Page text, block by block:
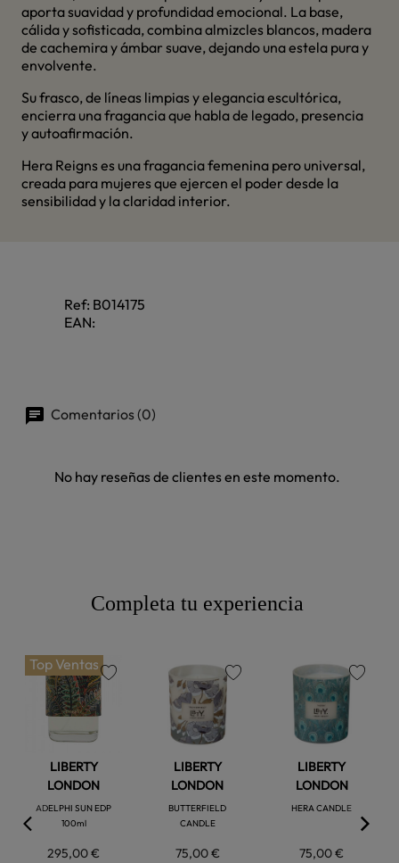
aporta suavidad y profundidad emocional. La base,
cálida y sofisticada, combina almizcles blancos, madera
de cachemira y ámbar suave, dejando una estela pura y
envolvente.
Su frasco, de líneas limpias y elegancia escultórica,
encierra una fragancia que habla de legado, presencia
y autoafirmación.
Hera Reigns es una fragancia femenina pero universal,
creada para mujeres que ejercen el poder desde la
sensibilidad y la claridad interior.
Ref: B014175
EAN:
Comentarios (0)
No hay reseñas de clientes en este momento.
Completa tu experiencia
Top Ventas
LIBERTY
LONDON
ADELPHI SUN EDP
100ml
295,00 €
favorite
LIBERTY
LONDON
BUTTERFIELD
CANDLE
75,00 €
favorite
LIBERTY
LONDON
HERA CANDLE
75,00 €